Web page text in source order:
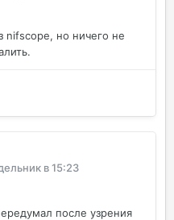
nifscope, но ничего не
в 15:23
после узрения